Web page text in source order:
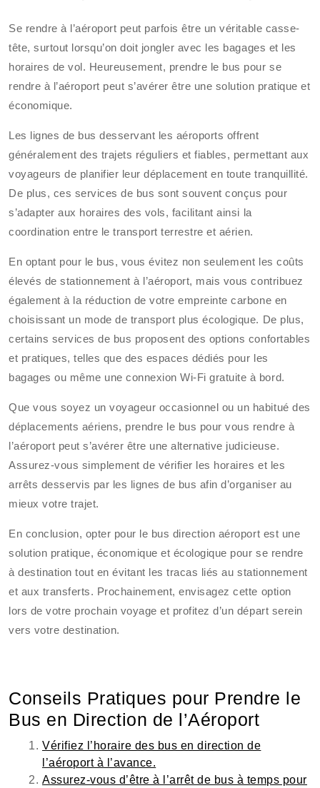
Se rendre à l’aéroport peut parfois être un véritable casse-
tête, surtout lorsqu’on doit jongler avec les bagages et les
horaires de vol. Heureusement, prendre le bus pour se
rendre à l’aéroport peut s’avérer être une solution pratique et
économique.
Les lignes de bus desservant les aéroports offrent
généralement des trajets réguliers et fiables, permettant aux
voyageurs de planifier leur déplacement en toute tranquillité.
De plus, ces services de bus sont souvent conçus pour
s’adapter aux horaires des vols, facilitant ainsi la
coordination entre le transport terrestre et aérien.
En optant pour le bus, vous évitez non seulement les coûts
élevés de stationnement à l’aéroport, mais vous contribuez
également à la réduction de votre empreinte carbone en
choisissant un mode de transport plus écologique. De plus,
certains services de bus proposent des options confortables
et pratiques, telles que des espaces dédiés pour les
bagages ou même une connexion Wi-Fi gratuite à bord.
Que vous soyez un voyageur occasionnel ou un habitué des
déplacements aériens, prendre le bus pour vous rendre à
l’aéroport peut s’avérer être une alternative judicieuse.
Assurez-vous simplement de vérifier les horaires et les
arrêts desservis par les lignes de bus afin d’organiser au
mieux votre trajet.
En conclusion, opter pour le bus direction aéroport est une
solution pratique, économique et écologique pour se rendre
à destination tout en évitant les tracas liés au stationnement
et aux transferts. Prochainement, envisagez cette option
lors de votre prochain voyage et profitez d’un départ serein
vers votre destination.
Conseils Pratiques pour Prendre le
Bus en Direction de l’Aéroport
Vérifiez l’horaire des bus en direction de
l’aéroport à l’avance.
Assurez-vous d’être à l’arrêt de bus à temps pour